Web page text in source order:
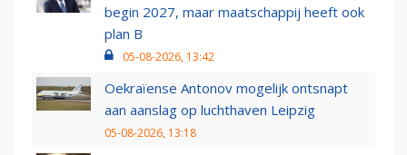
begin 2027, maar maatschappij heeft ook
plan B
05-08-2026, 13:42
Oekraïense Antonov mogelijk ontsnapt
aan aanslag op luchthaven Leipzig
05-08-2026, 13:18